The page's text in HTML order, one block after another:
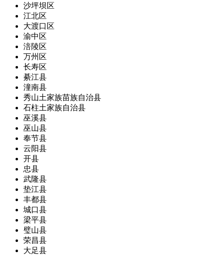
沙坪坝区
江北区
大渡口区
渝中区
涪陵区
万州区
长寿区
綦江县
潼南县
秀山土家族苗族自治县
石柱土家族自治县
巫溪县
巫山县
奉节县
云阳县
开县
忠县
武隆县
垫江县
丰都县
城口县
梁平县
璧山县
荣昌县
大足县